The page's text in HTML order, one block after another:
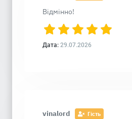
Відмінно!
Дата: 29.07.2026
vinalord Гість